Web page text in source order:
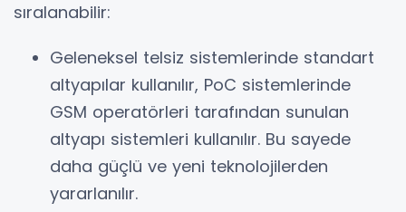
sıralanabilir:
Geleneksel telsiz sistemlerinde standart
altyapılar kullanılır, PoC sistemlerinde
GSM operatörleri tarafından sunulan
altyapı sistemleri kullanılır. Bu sayede
daha güçlü ve yeni teknolojilerden
yararlanılır.